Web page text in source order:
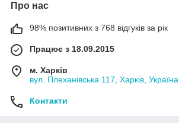
Про нас
98% позитивних з 768 відгуків за рік
Працює з 18.09.2015
м. Харків
вул. Плеханівська 117, Харків, Україна
Контакти